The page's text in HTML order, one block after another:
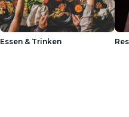
Essen & Trinken